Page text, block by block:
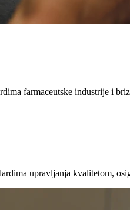
farmaceutske industrije i
upravljanja kvalitetom,